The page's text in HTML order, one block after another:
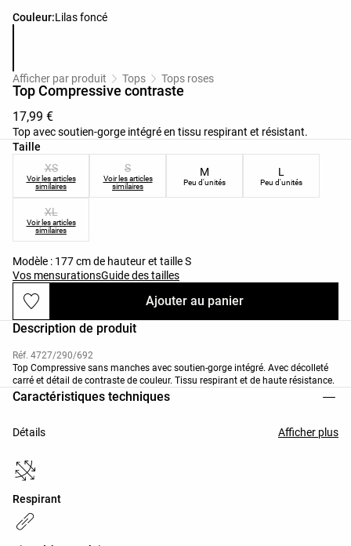
Couleur:Lilas foncé
Liste des couleurs du produit
Afficher par produit Tops Tops roses
Top Compressive contraste
17,99 €
Top avec soutien-gorge intégré en tissu respirant et résistant.
Taille
Liste des tailles du produit
XS
Voir les articles
similaires
S
Voir les articles
similaires
M
Peu d'unités
L
Peu d'unités
XL
Voir les articles
similaires
Modèle : 177 cm de hauteur et taille S
Vos mensurationsGuide des tailles
Ajouter au panier
Description de produit
Réf. 4727/290/692
Top Compressive sans manches avec soutien-gorge intégré. Avec décolleté
carré et détail de contraste de couleur. Tissu respirant et de haute résistance.
Caractéristiques techniques
Détails Afficher plus
Respirant